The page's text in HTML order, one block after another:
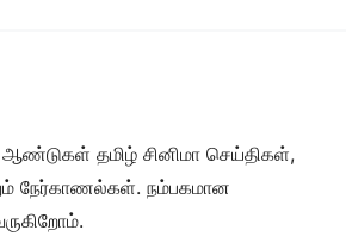
ஆண்டுகள் தமிழ் சினிமா செய்திகள்,
நேர்காணல்கள். நம்பகமான